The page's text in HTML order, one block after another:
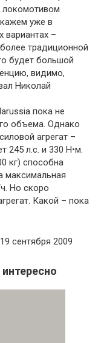
уже в
вариантах –
традиционной
будет большой
видимо,
Николай
пока не
объема. Однако
агрегат –
245 л.с. и 330 Н•м.
кг) способна
максимальная
Но скоро
Какой – пока
сентября 2009